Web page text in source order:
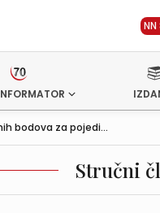
bodova za pojedi...
Stručni